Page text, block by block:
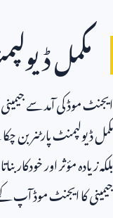
مکمل
ایجنٹ موڈ کی آمد سے
مکمل ڈیولپمنٹ پارٹنر بن
بلکہ زیادہ مؤثر اور
جیمینی کا ایجنٹ موڈ آپ